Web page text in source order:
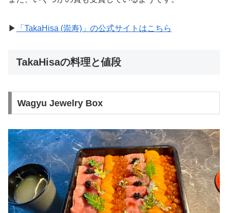
▶︎ 「TakaHisa (崇寿)」の公式サイトはこちら
TakaHisaの料理と値段
Wagyu Jewelry Box